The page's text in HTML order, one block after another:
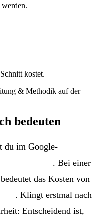
kostet.
& Methodik auf der
bedeuten
du im Google-
. Bei einer
das Kosten von
. Klingt erstmal nach
Entscheidend ist,